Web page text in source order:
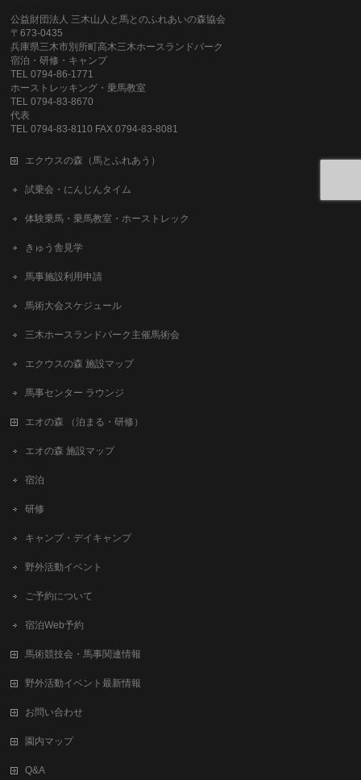
公益財団法人 三木山人と馬とのふれあいの森協会
〒673-0435
兵庫県三木市別所町高木三木ホースランドパーク
宿泊・研修・キャンプ
TEL 0794-86-1771
ホーストレッキング・乗馬教室
TEL 0794-83-8670
代表
TEL 0794-83-8110 FAX 0794-83-8081
エクウスの森（馬とふれあう）
試乗会・にんじんタイム
体験乗馬・乗馬教室・ホーストレック
きゅう舎見学
馬事施設利用申請
馬術大会スケジュール
三木ホースランドパーク主催馬術会
エクウスの森 施設マップ
馬事センター ラウンジ
エオの森 （泊まる・研修）
エオの森 施設マップ
宿泊
研修
キャンプ・デイキャンプ
野外活動イベント
ご予約について
宿泊Web予約
馬術競技会・馬事関連情報
野外活動イベント最新情報
お問い合わせ
園内マップ
Q&A